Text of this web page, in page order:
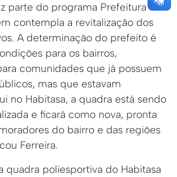
parte do programa Prefeitura nas
contempla a revitalização dos
A determinação do prefeito é
para os bairros,
comunidades que já possuem
mas que estavam
no Habitasa, a quadra está sendo
e ficará como nova, pronta
do bairro e das regiões
Ferreira.
quadra poliesportiva do Habitasa